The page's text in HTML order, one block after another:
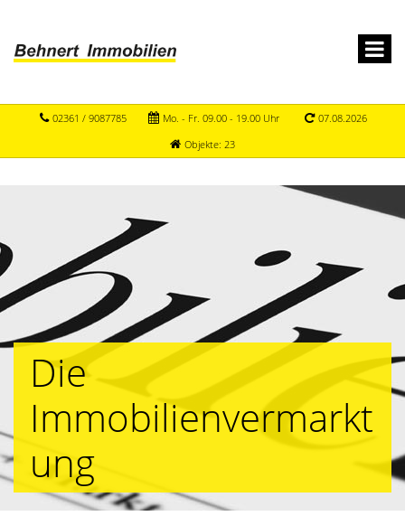
02361 / 9087785 Mo. - Fr. 09.00 - 19.00 Uhr
07.08.2026
Objekte: 23
Die
Immobilienvermarkt
ung